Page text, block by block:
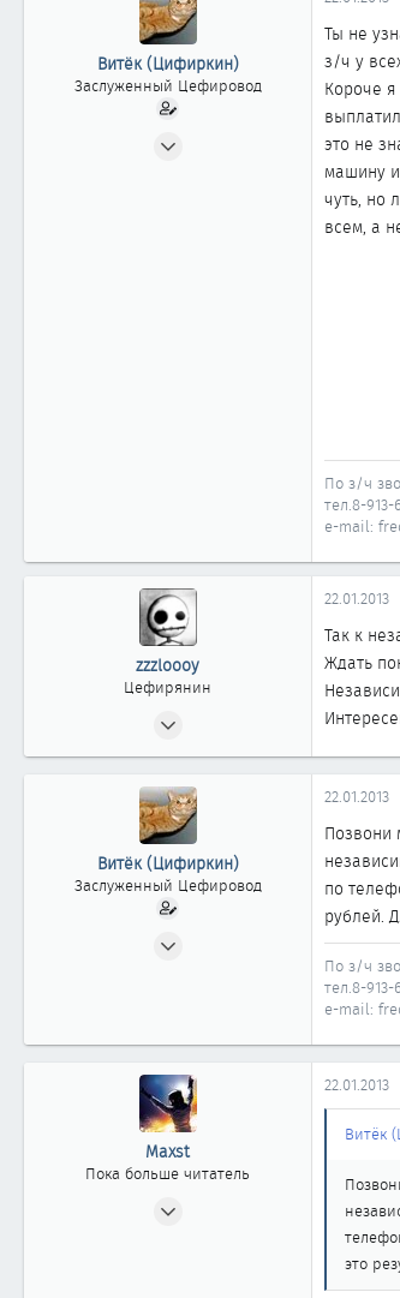
Витёк (Цифиркин)
Заслуженный Цефировод
Ты не
з/ч у
Короче
это не
машину и
чуть, но
всем, а
По з/ч
тел.8-
e-mail:
zzzloooy
Цефирянин
22.01.2013
Так к
Ждать
Витёк (Цифиркин)
Заслуженный Цефировод
22.01.2013
Позвони
по
рублей.
По з/ч
тел.8-
e-mail:
Maxst
Пока больше читатель
22.01.2013
Витёк
это